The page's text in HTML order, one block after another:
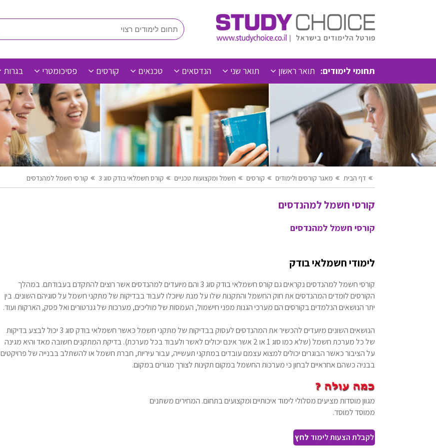
תחומי לימודים: תואר ראשון תואר שני הנדסאים טכנאים קורסים פסיכומטרי בגרות
דף הבית מאגר קורסים ולימודים קורסים חשמל ומקצועות טכניים קורס חשמלאי בודק סוג 3 קורסי חשמל למהנדסים
קורסי חשמל למהנדסים
קורסי חשמל למהנדסים
לימודי חשמלאי בודק
קורסי חשמל למהנדסים נקראים גם קורס חשמלאי בודק סוג 3 והם מיועדים למהנדסים אשר רוצים להתקדם בעבודתם. במהלך
הקורסים לומדים המהנדסים את חוק החשמל והתקנות שלו על מנת שיוכלו לעבוד בבדיקות של מתקני חשמל על סוגיהם השונים. בין
יתר הנושאים הנלמדים בקורסים הם מערכי הגנות מפני חישמול, העמסות של מוליכים, מערכות של גנרטורים ואל פסק, הארקות ועוד.
הנושאים השונים מיועדים להכשיר את המהנדסים לעסוק בבדיקות של מתקני חשמל כאשר חשמלאי בודק סוג 3 יכול לבצע בדיקות
של כל מערכת חשמל (שלא כמו סוג 1 או 2 אשר אינם יכולים לאשר ולעבוד בכל מערכת). בדיקת המתקנים חשובה מאד והיא מגינה
על הציבור כאשר הבוגרים יכולים למצוא עצמם עובדים במתקני תעשייה, עבור עיריות, חברת חשמל או להשתלב בבנייה של פרויקטים
בבניה כשהם אחראיים לבחון כי מערכות החשמל במקום תקינות לצורך מגורים במקום.
מגוון מוסדות מציעים מסלולי לימוד איכותיים ומקצועים בתחום. המחירים משתנים
ממוסד למוסד.
לקבלת הצעות לימוד לחץ